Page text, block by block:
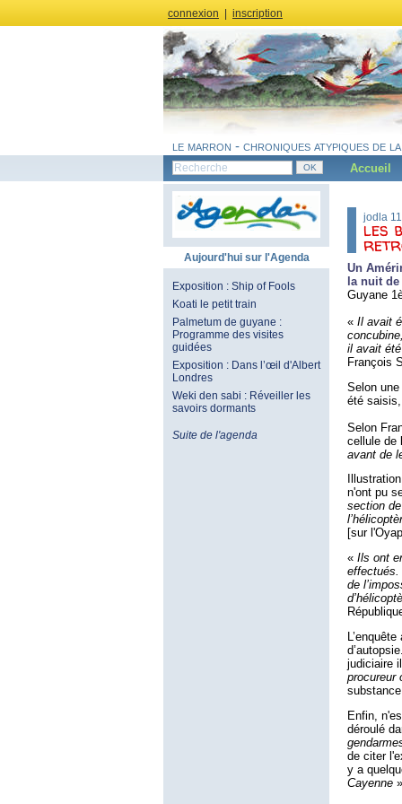
connexion inscription
le marron - chroniques atypiques de
Accueil
Aujourd'hui sur l'Agenda
Exposition : Ship of Fools
Koati le petit train
Palmetum de guyane :
Programme des visites
guidées
Exposition : Dans l’œil d'Albert
Londres
Weki den sabi : Réveiller les
savoirs dormants
Suite de l'agenda
jodla
les
Un
la nuit
Guyane
« Il avait
il avait
François
Selon
été
Selon
cellule de
avant de
n'ont pu
section
[sur
« Ils ont
effectués.
de
judiciaire
procureur
Enfin,
déroulé
de citer
y a
Cayenne